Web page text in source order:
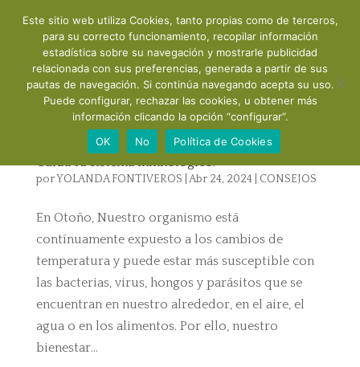
Cuida tu sistema inmnológico:
porYOLANDA FONTIVEROS Abr 24, 2024 CONSEJOS
En Otoño, Nuestro organismo está
contínuamente expuesto a los cambios de
temperatura y puede estar más susceptible con
las bacterias, virus, hongos y parásitos que se
encuentran en nuestro alrededor, en el aire, el
agua o en los alimentos. Por ello, nuestro
bienestar...
Este sitio web utiliza Cookies, tanto propias como de terceros,
para su correcto funcionamiento, recopilar información
estadística sobre su navegación y mostrarle publicidad
relacionada con sus preferencias, generada a partir de sus
pautas de navegación. Si continúa navegando acepta su uso.
Puede configurar, rechazar las cookies, u obtener más
información clicando la opción “configurar”.
OK
No Política de Cookies